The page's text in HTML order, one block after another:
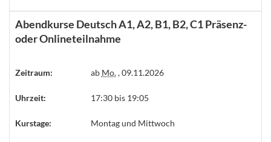
Abendkurse Deutsch A1, A2, B1, B2, C1 Präsenz-
oder Onlineteilnahme
Zeitraum: ab Mo., 09.11.2026
Uhrzeit: 17:30 bis 19:05
Kurstage: Montag und Mittwoch